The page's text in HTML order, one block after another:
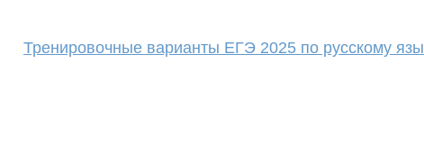
Тренировочные варианты ЕГЭ 2025 по русскому